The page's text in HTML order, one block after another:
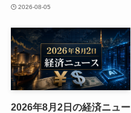
2026-08-05
2026年8月2日の経済ニュー